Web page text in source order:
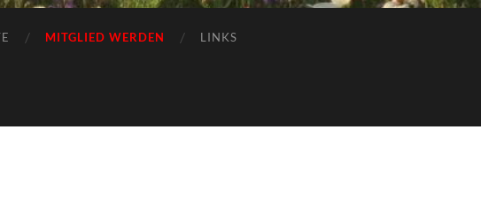
MITGLIED WERDEN LINKS